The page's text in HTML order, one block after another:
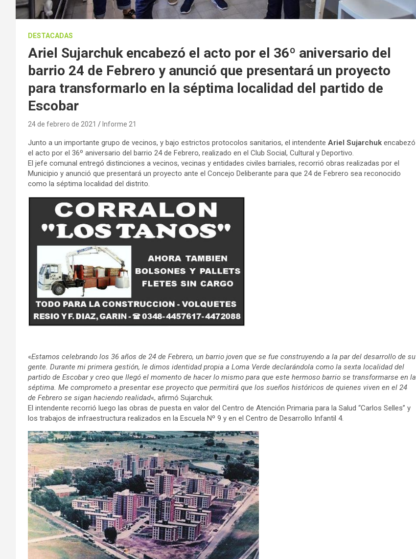
DESTACADAS
Ariel Sujarchuk encabezó el acto por el 36º aniversario del
barrio 24 de Febrero y anunció que presentará un proyecto
para transformarlo en la séptima localidad del partido de
Escobar
24 de febrero de 2021 Informe 21
Junto a un importante grupo de vecinos, y bajo estrictos protocolos sanitarios, el intendente Ariel Sujarchuk encabezó
el acto por el 36º aniversario del barrio 24 de Febrero, realizado en el Club Social, Cultural y Deportivo.
El jefe comunal entregó distinciones a vecinos, vecinas y entidades civiles barriales, recorrió obras realizadas por el
Municipio y anunció que presentará un proyecto ante el Concejo Deliberante para que 24 de Febrero sea reconocido
como la séptima localidad del distrito.
«Estamos celebrando los 36 años de 24 de Febrero, un barrio joven que se fue construyendo a la par del desarrollo de su
gente. Durante mi primera gestión, le dimos identidad propia a Loma Verde declarándola como la sexta localidad del
partido de Escobar y creo que llegó el momento de hacer lo mismo para que este hermoso barrio se transformarse en la
séptima. Me comprometo a presentar ese proyecto que permitirá que los sueños históricos de quienes viven en el 24
de Febrero se sigan haciendo realidad«, afirmó Sujarchuk.
El intendente recorrió luego las obras de puesta en valor del Centro de Atención Primaria para la Salud “Carlos Selles” y
los trabajos de infraestructura realizados en la Escuela Nº 9 y en el Centro de Desarrollo Infantil 4.